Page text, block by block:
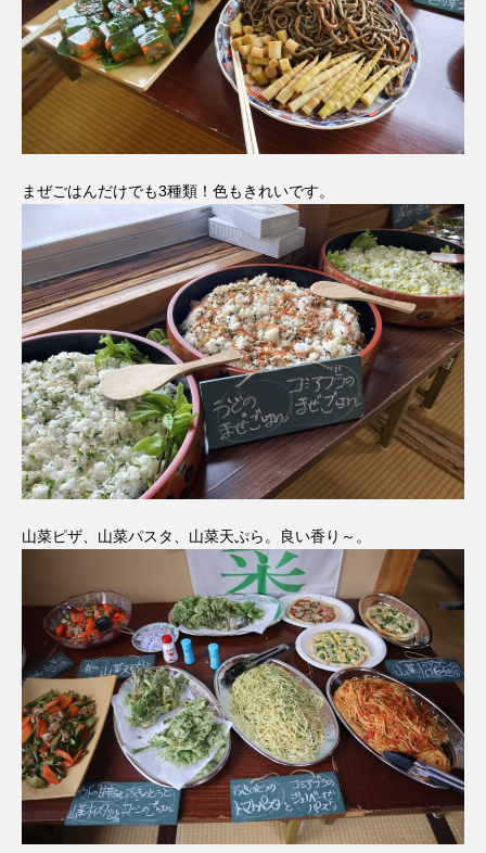
まぜごはんだけでも3種類！色もきれいです。
山菜ピザ、山菜パスタ、山菜天ぷら。良い香り～。